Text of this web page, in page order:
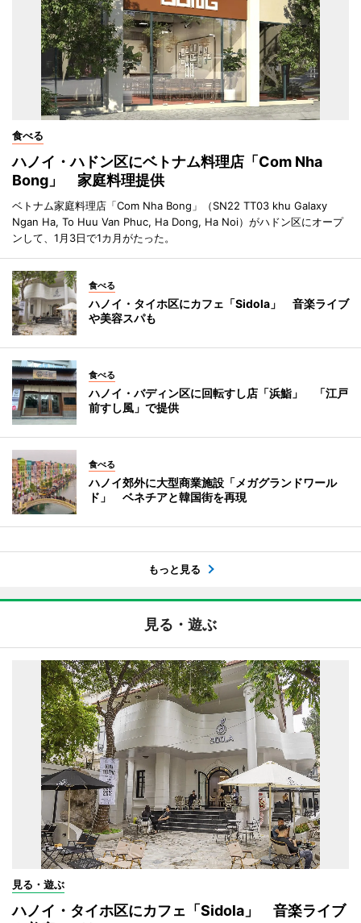
食べる
ハノイ・ハドン区にベトナム料理店「Com Nha
Bong」 家庭料理提供
ベトナム家庭料理店「Com Nha Bong」（SN22 TT03 khu Galaxy
Ngan Ha, To Huu Van Phuc, Ha Dong, Ha Noi）がハドン区にオープ
ンして、1月3日で1カ月がたった。
食べる
ハノイ・タイホ区にカフェ「Sidola」 音楽ライブ
や美容スパも
食べる
ハノイ・バディン区に回転すし店「浜鮨」 「江戸
前すし風」で提供
食べる
ハノイ郊外に大型商業施設「メガグランドワール
ド」 ベネチアと韓国街を再現
もっと見る
見る・遊ぶ
見る・遊ぶ
ハノイ・タイホ区にカフェ「Sidola」 音楽ライブ